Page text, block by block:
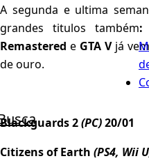
A segunda e ultima
grandes titulos também:
Remastered e GTA V já
de ouro.
Blackguards 2(PC)20/01
Citizens of Earth (PS4, Wii